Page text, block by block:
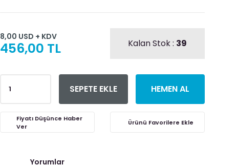
8,00 USD + KDV
456,00 TL Kalan Stok : 39
SEPETE EKLE HEMEN AL
Fiyatı Düşünce Haber
Ver
Yorumlar